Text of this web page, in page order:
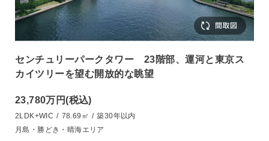
センチュリーパークタワー 23階部、運河と東京ス
カイツリーを望む開放的な眺望
23,780万円(税込)
2LDK+WIC / 78.69㎡ / 築30年以内
月島・勝どき・晴海エリア